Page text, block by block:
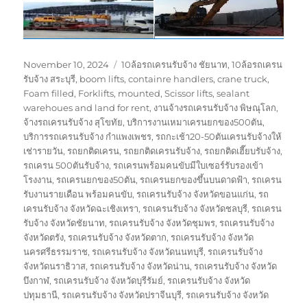
Posted
on
November 10, 2024 Tags
10ล้อรถเครนรับจ้าง ชัยนาท,10ล้อรถเครน
รับจ้าง สระบุรี, boom lifts,containre handlers,crane truck,
Foam filled, Forklifts, mounted,Scissor lifts,sealant
warehoues and land for rent, งานจ้างรถเครนรับจ้าง พิษณุโลก,
จ้างรถเครนรับจ้าง สุโขทัย,บริการงานเหมาเครนยกของ500ตัน,
บริการรถเครนรับจ้าง กำแพงเพชร,รถกะเช้า20-50ตันเครนรับจ้างให้
เช่ารายวัน,รถยกติดเครน,รถยกติดเครนรับจ้าง,รถยกติดเฮี๊ยบรับจ้าง,
รถเครน 500ตันรับจ้าง,รถเครนพร้อมคนขับมีใบเซอร์รับรองเข้า
โรงงาน,รถเครนยกของ50ตัน,รถเครนยกของขึ้นบนดาดฟ้า,รถเครน
รับงานรายเดือน พร้อมคนขับ,รถเครนรับจ้าง จังหวัดขอนแก่น,รถ
เครนรับจ้าง จังหวัดฉะเชิงเทรา,รถเครนรับจ้าง จังหวัดชลบุรี,รถเครน
รับจ้าง จังหวัดชัยนาท,รถเครนรับจ้าง จังหวัดชุมพร,รถเครนรับจ้าง
จังหวัดตรัง,รถเครนรับจ้าง จังหวัดตาก,รถเครนรับจ้าง จังหวัด
นครศรีธรรมราช,รถเครนรับจ้าง จังหวัดนนทบุรี,รถเครนรับจ้าง
จังหวัดนราธิวาส,รถเครนรับจ้าง จังหวัดน่าน,รถเครนรับจ้าง จังหวัด
บึงกาฬ,รถเครนรับจ้าง จังหวัดบุรีรัมย์,รถเครนรับจ้าง จังหวัด
ปทุมธานี,รถเครนรับจ้าง จังหวัดปราจีนบุรี,รถเครนรับจ้าง จังหวัด